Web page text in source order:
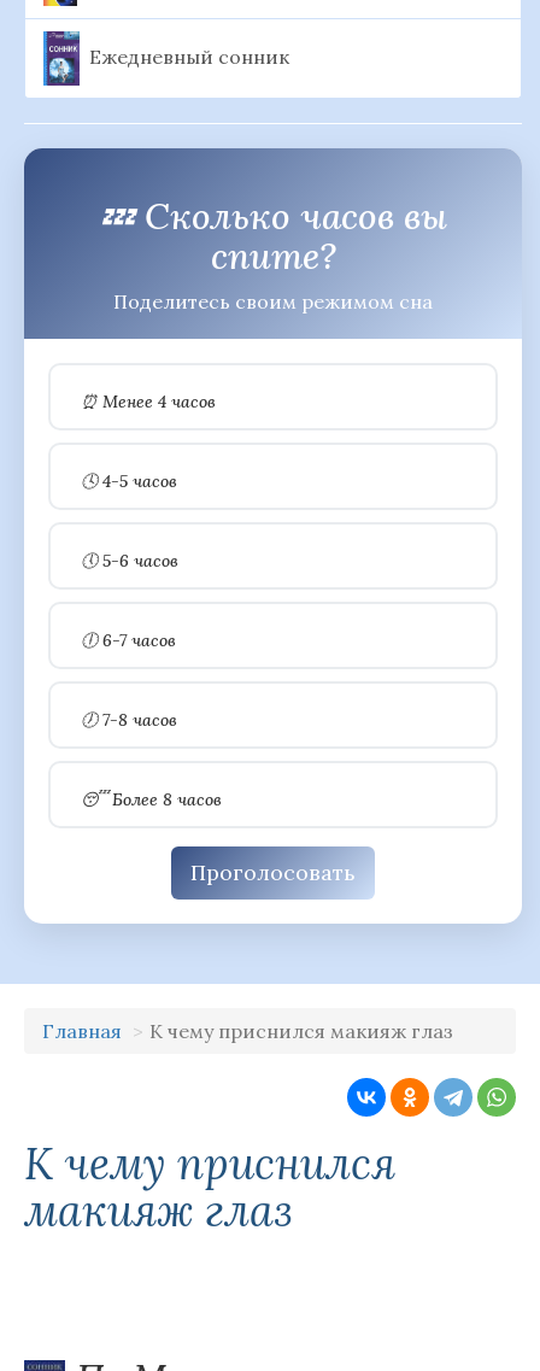
Ежедневный сонник
💤 Сколько часов вы
спите?
Поделитесь своим режимом сна
⏰ Менее 4 часов
🕓 4-5 часов
🕔 5-6 часов
🕕 6-7 часов
🕖 7-8 часов
😴 Более 8 часов
Проголосовать
Главная К чему приснился макияж глаз
К чему приснился
макияж глаз